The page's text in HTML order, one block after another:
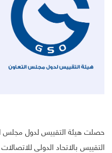
حصلت هيئة التقييس لدول مجلس